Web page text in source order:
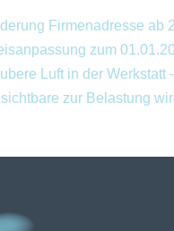
Firmenadresse ab
zum
Luft in der Werkstatt
zur Belastung